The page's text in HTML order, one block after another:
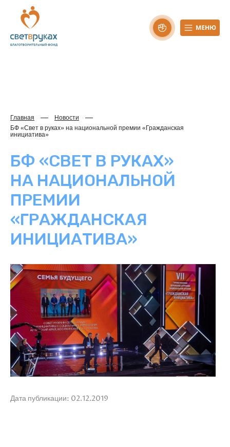
Главная
Новости
БФ «Свет в руках» на национальной премии «Гражданская
инициатива»
БФ «СВЕТ В РУКАХ»
НА НАЦИОНАЛЬНОЙ
ПРЕМИИ
«ГРАЖДАНСКАЯ
ИНИЦИАТИВА»
Дата публикации: 02.12.2019